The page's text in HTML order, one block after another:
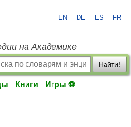
EN DE ES FR
на Академике
Найти!
Книги Игры ⚽